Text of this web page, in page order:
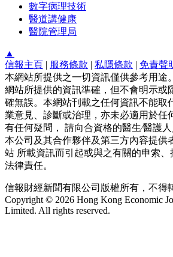
數字病理技術
醫道講健康
醫院管理局
▲
信報主頁 | 服務條款 | 私隱條款 | 免責聲
本網站所提供之一切資訊僅供參考用途
網站所提供的資訊準確，但不會明示或
確無誤。本網站刊載之任何資訊不能取
業意見、診斷或治理，亦未必適用於任
有任何疑問， 請向合資格的醫生∕醫護人
本公司及其合作夥伴及第三方內容提供
站 所載資訊而引起或與之有關的申索
法律責任。
信報財經新聞有限公司版權所有，不得
Copyright © 2026 Hong Kong Economic
Limited. All rights reserved.